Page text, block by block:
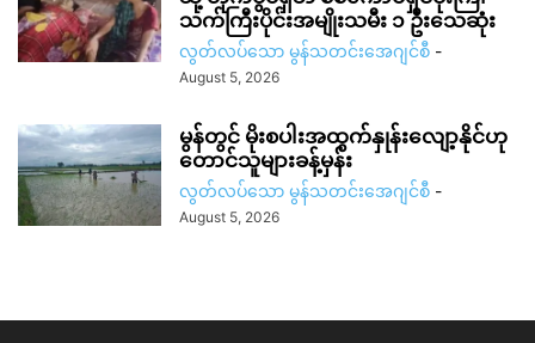
သက်ကြီးပိုင်းအမျိုးသမီး ၁ ဦးသေဆုံး
လွတ်လပ်သော မွန်သတင်းအေဂျင်စီ -
August 5, 2026
မွန်တွင် မိုးစပါးအထွက်နှုန်းလျော့နိုင်ဟု
တောင်သူများခန့်မှန်း
လွတ်လပ်သော မွန်သတင်းအေဂျင်စီ -
August 5, 2026